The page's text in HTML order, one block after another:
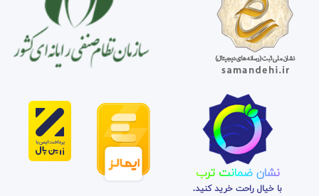
نشان ضمانت ترب
با خیال راحت خرید کنید.